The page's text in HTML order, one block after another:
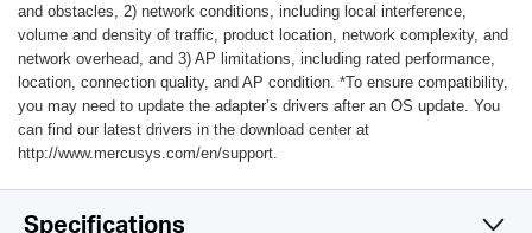
and obstacles, 2) network conditions, including local interference,
volume and density of traffic, product location, network complexity, and
network overhead, and 3) AP limitations, including rated performance,
location, connection quality, and AP condition. *To ensure compatibility,
you may need to update the adapter’s drivers after an OS update. You
can find our latest drivers in the download center at
http://www.mercusys.com/en/support.
Specifications